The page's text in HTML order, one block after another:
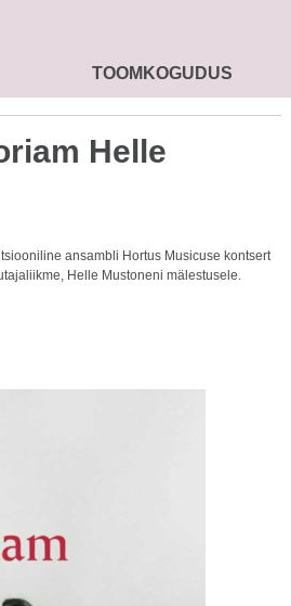
SEENIORID KOGUDUS
TOOMKOGUDUS
Helle
ansambli Hortus Musicuse kontsert
Helle Mustoneni mälestusele.